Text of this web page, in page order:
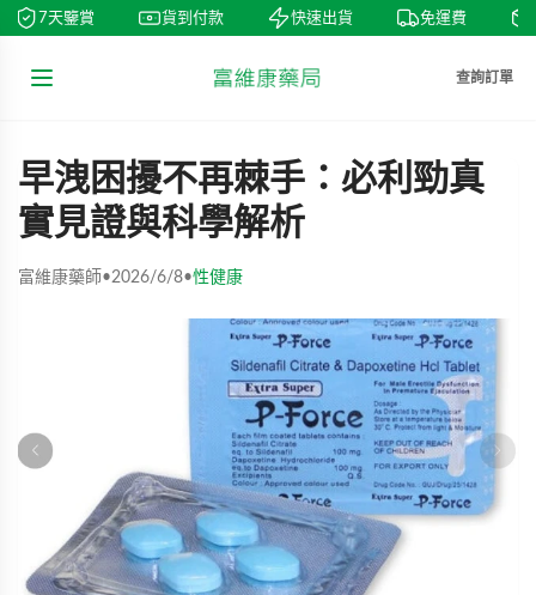
7天鑒賞 貨到付款 快速出貨 免運費
查詢訂單
早洩困擾不再棘手：必利勁真
實見證與科學解析
富維康藥師•2026/6/8•性健康